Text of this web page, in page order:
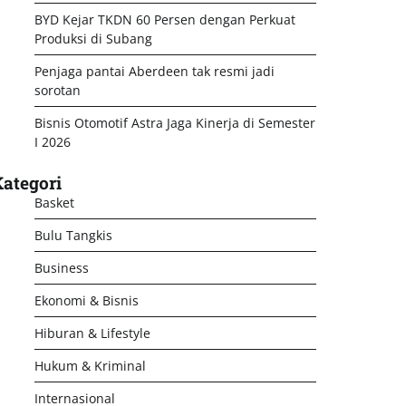
BYD Kejar TKDN 60 Persen dengan Perkuat
Produksi di Subang
Penjaga pantai Aberdeen tak resmi jadi
sorotan
Bisnis Otomotif Astra Jaga Kinerja di Semester
I 2026
Basket
Bulu Tangkis
Business
Ekonomi & Bisnis
Hiburan & Lifestyle
Hukum & Kriminal
Internasional